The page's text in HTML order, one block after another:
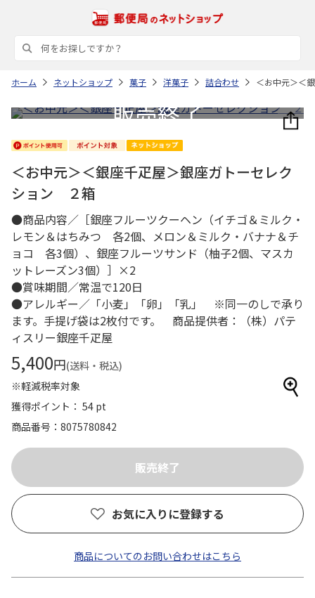
ホーム ネットショップ 菓子 洋菓子 詰合わせ ＜お中元＞＜
＜お中元＞＜銀座千疋屋＞銀座ガトーセレク
ション ２箱
●商品内容／［銀座フルーツクーヘン（イチゴ＆ミルク・
レモン＆はちみつ 各2個、メロン＆ミルク・バナナ＆チ
ョコ 各3個）、銀座フルーツサンド（柚子2個、マスカ
ットレーズン3個）］×2
●賞味期間／常温で120日
●アレルギー／「小麦」「卵」「乳」 ※同一のしで承り
ます。手提げ袋は2枚付です。 商品提供者：（株）パテ
ィスリー銀座千疋屋
5,400円(送料・税込)
※軽減税率対象
獲得ポイント： 54 pt
商品番号
8075780842
お気に入りに登録する
商品についてのお問い合わせはこちら